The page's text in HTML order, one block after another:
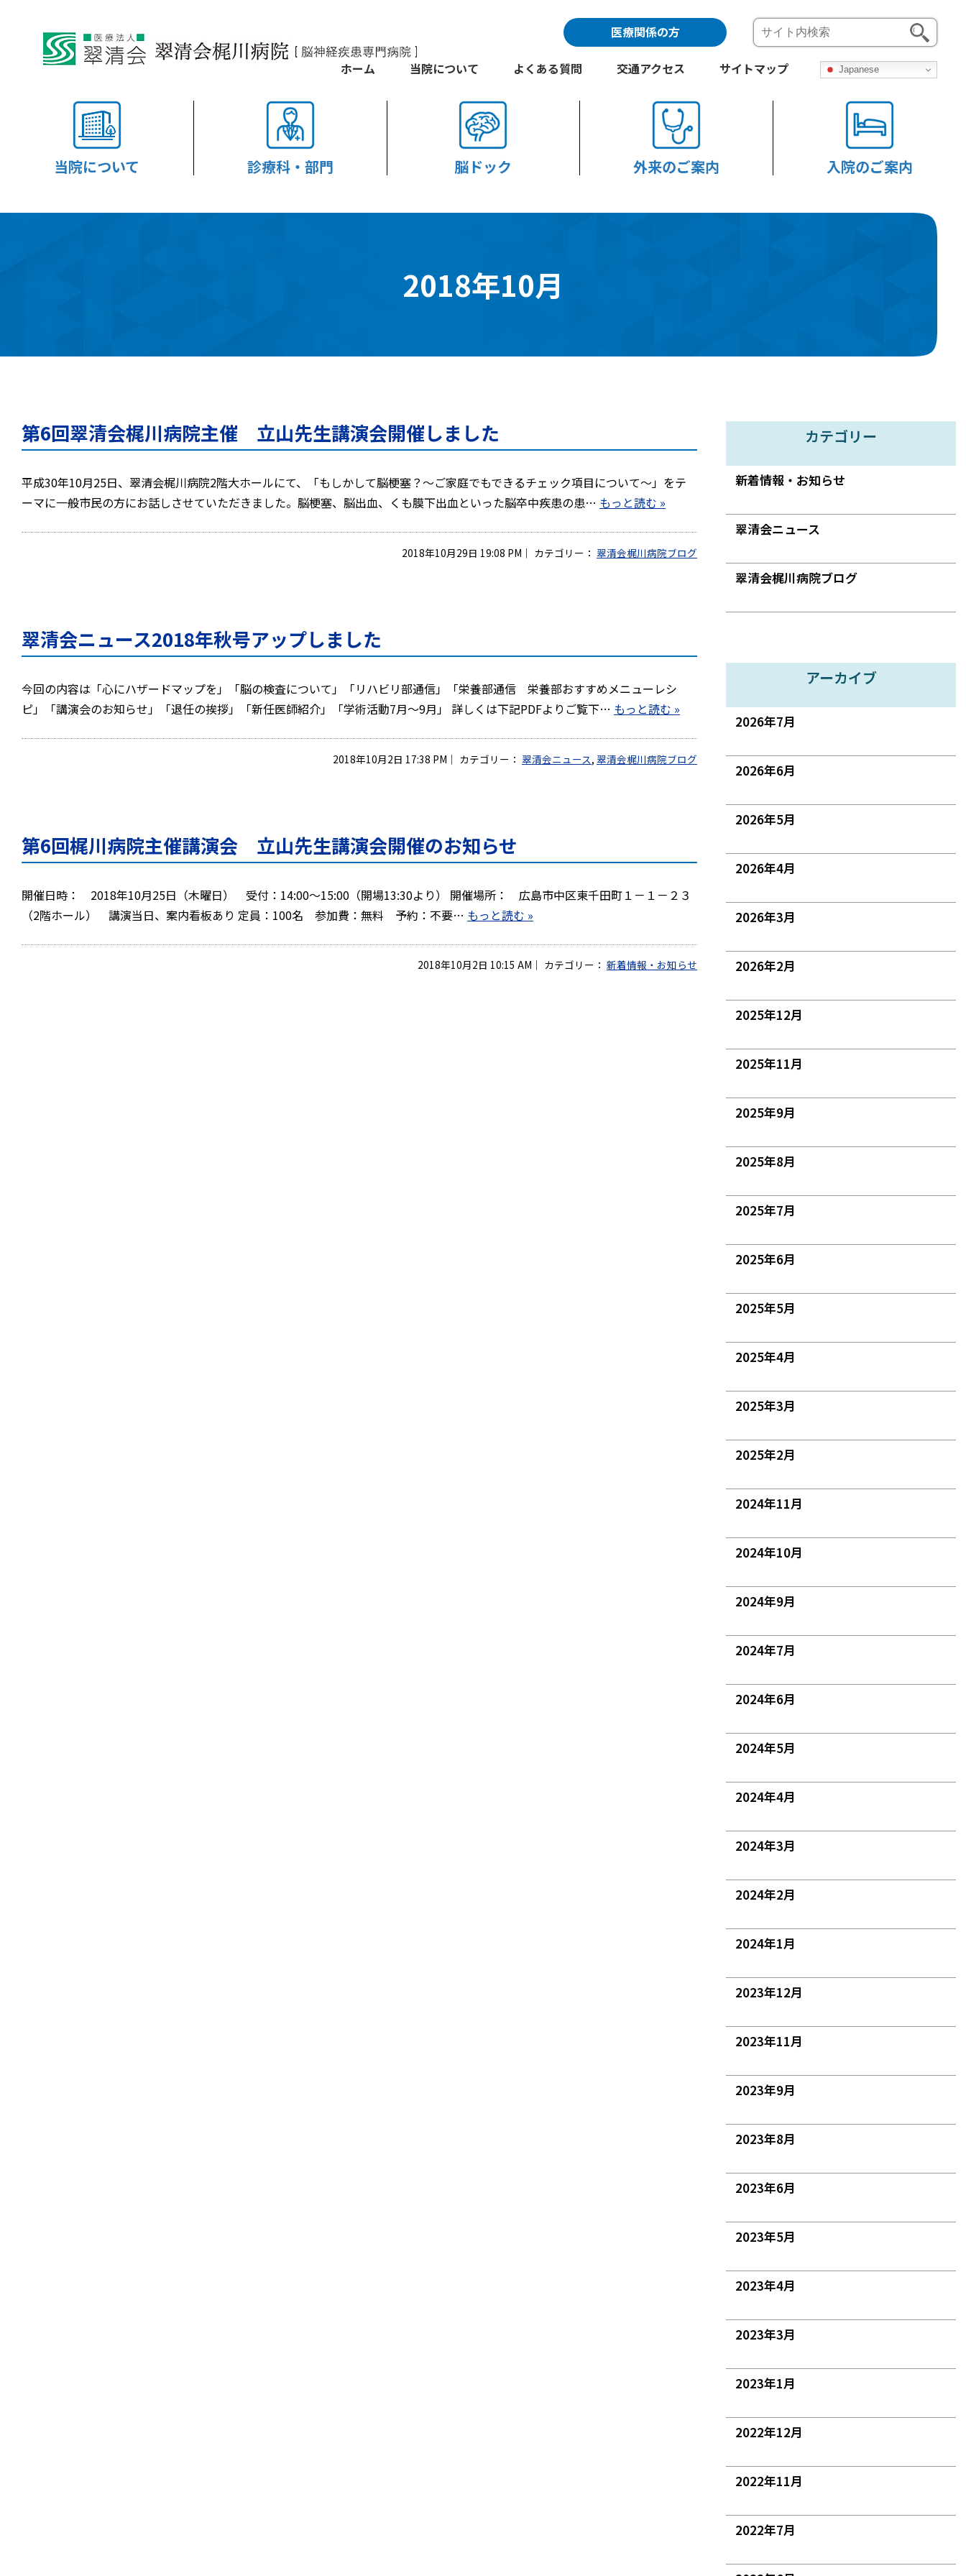
当院について 診療科・部門 脳ドック 外来のご案内 入院のご案内
ホーム 当院について よくある質問 交通アクセス サイトマップ Japanese
医療関係の方
2018年10月
第6回翠清会梶川病院主催 立山先生講演会開催しました
平成30年10月25日、翠清会梶川病院2階大ホールにて、「もしかして脳梗塞？～ご家庭でもできるチェック項目について～」をテ
ーマに一般市民の方にお話しさせていただきました。脳梗塞、脳出血、くも膜下出血といった脳卒中疾患の患… もっと読む »
2018年10月29日 19:08 PM ｜ カテゴリー： 翠清会梶川病院ブログ
翠清会ニュース2018年秋号アップしました
今回の内容は「心にハザードマップを」「脳の検査について」「リハビリ部通信」「栄養部通信 栄養部おすすめメニューレシ
ピ」「講演会のお知らせ」「退任の挨拶」「新任医師紹介」「学術活動7月～9月」 詳しくは下記PDFよりご覧下… もっと読む »
2018年10月2日 17:38 PM ｜ カテゴリー： 翠清会ニュース , 翠清会梶川病院ブログ
第6回梶川病院主催講演会 立山先生講演会開催のお知らせ
開催日時： 2018年10月25日（木曜日） 受付：14:00～15:00（開場13:30より） 開催場所： 広島市中区東千田町１－１－２３
（2階ホール） 講演当日、案内看板あり 定員：100名 参加費：無料 予約：不要… もっと読む »
2018年10月2日 10:15 AM ｜ カテゴリー： 新着情報・お知らせ
カテゴリー
新着情報・お知らせ
翠清会ニュース
翠清会梶川病院ブログ
アーカイブ
2026年7月
2026年6月
2026年5月
2026年4月
2026年3月
2026年2月
2025年12月
2025年11月
2025年9月
2025年8月
2025年7月
2025年6月
2025年5月
2025年4月
2025年3月
2025年2月
2024年11月
2024年10月
2024年9月
2024年7月
2024年6月
2024年5月
2024年4月
2024年3月
2024年2月
2024年1月
2023年12月
2023年11月
2023年9月
2023年8月
2023年6月
2023年5月
2023年4月
2023年3月
2023年1月
2022年12月
2022年11月
2022年7月